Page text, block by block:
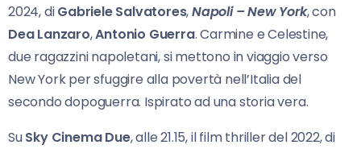
2024, diGabriele Salvatores,Napoli –New York, con
Dea Lanzaro,Antonio Guerra. Carmine e Celestine,
due ragazzini napoletani, si mettono in viaggio verso
New York per sfuggire alla povertà nell’Italia del
secondo dopoguerra. Ispirato ad una storia vera.
SuSky Cinema Due, alle 21.15, il film thriller del 2022, di